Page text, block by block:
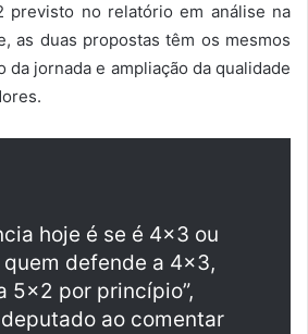
previsto no relatório em análise na
as duas propostas têm os mesmos
da jornada e ampliação da qualidade
hoje é se é 4×3 ou
defende a 4×3,
5×2 por princípio”,
ao comentar